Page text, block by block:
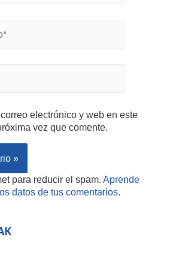
electrónico y web en este
vez que comente.
para reducir el spam. Aprende
datos de tus comentarios.